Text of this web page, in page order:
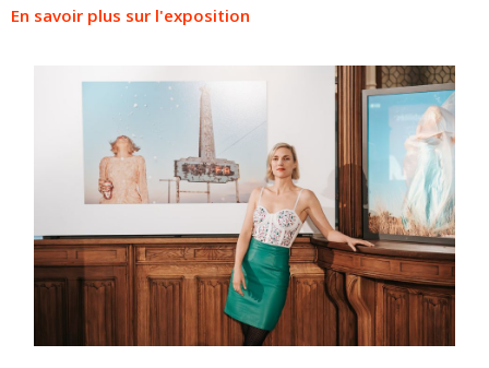
En savoir plus sur l'exposition